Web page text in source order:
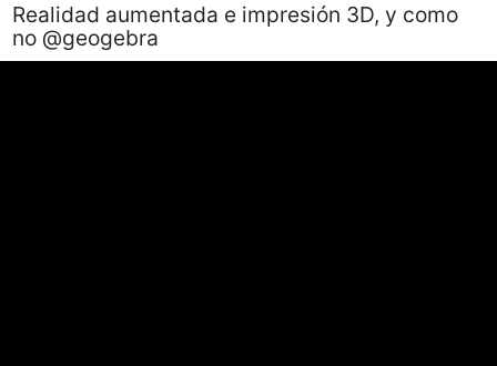
Realidad aumentada e impresión 3D, y como
no @geogebra